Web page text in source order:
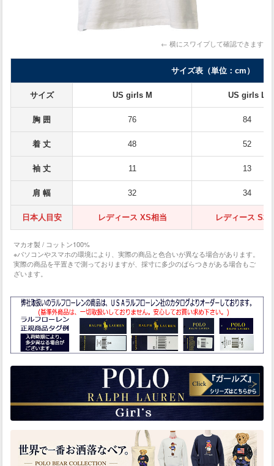
← 横にスワイプして確認できます
サイズ表（単位：cm）
サイズ US girls M US girls L
胸 囲 76 84
着 丈 48 52
袖 丈 11 13
肩 幅 32 34
日本人目安 レディース XS相当 レディース S相
マカオ製 / コットン100%
※パソコンやスマホの環境により、実際の商品と色合いが異なる場合があります。
実際の商品を平置きで測っておりますが、採寸に多少のばらつきがある場合もご
ざいます。